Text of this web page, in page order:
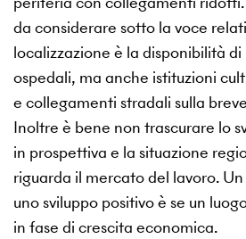
da considerare sotto la voce
localizzazione è la disponibilità
ospedali, ma anche istituzioni
e collegamenti stradali sulla
Inoltre è bene non trascurare lo
in prospettiva e la situazione
riguarda il mercato del lavoro.
uno sviluppo positivo è se un
in fase di crescita economica.